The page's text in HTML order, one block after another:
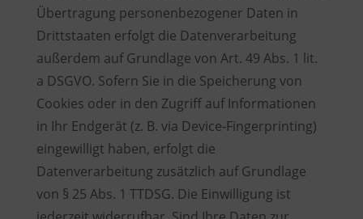
Übertragung personenbezogener Daten in
Drittstaaten erfolgt die Datenverarbeitung
außerdem auf Grundlage von Art. 49 Abs. 1 lit.
a DSGVO. Sofern Sie in die Speicherung von
Cookies oder in den Zugriff auf Informationen
in Ihr Endgerät (z. B. via Device-Fingerprinting)
eingewilligt haben, erfolgt die
Datenverarbeitung zusätzlich auf Grundlage
von § 25 Abs. 1 TTDSG. Die Einwilligung ist